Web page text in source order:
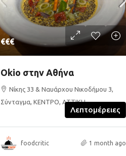
€€€
Okio στην Αθήνα
Νίκης 33 & Ναυάρχου Νικοδήμου 3,
Σύνταγμα, ΚΕΝΤΡΟ, ΑΤΤΙΚΗ
Λεπτομέρειες
foodcritic 1 month ago